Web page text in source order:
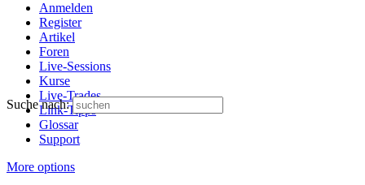
Anmelden
Register
Artikel
Foren
Live-Sessions
Kurse
Live-Trades
Link-Tipps
Glossar
Support
More options
Suche nach: